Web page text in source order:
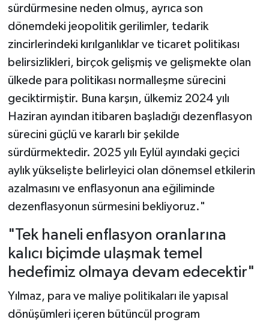
sürdürmesine neden olmuş, ayrıca son
dönemdeki jeopolitik gerilimler, tedarik
zincirlerindeki kırılganlıklar ve ticaret politikası
belirsizlikleri, birçok gelişmiş ve gelişmekte olan
ülkede para politikası normalleşme sürecini
geciktirmiştir. Buna karşın, ülkemiz 2024 yılı
Haziran ayından itibaren başladığı dezenflasyon
sürecini güçlü ve kararlı bir şekilde
sürdürmektedir. 2025 yılı Eylül ayındaki geçici
aylık yükselişte belirleyici olan dönemsel etkilerin
azalmasını ve enflasyonun ana eğiliminde
dezenflasyonun sürmesini bekliyoruz."
"Tek haneli enflasyon oranlarına
kalıcı biçimde ulaşmak temel
hedefimiz olmaya devam edecektir"
Yılmaz, para ve maliye politikaları ile yapısal
dönüşümleri içeren bütüncül program